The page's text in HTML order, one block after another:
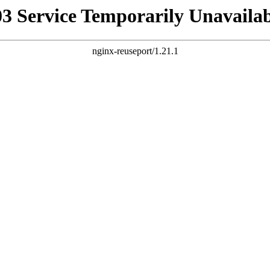
Service Temporarily
nginx-reuseport/1.21.1